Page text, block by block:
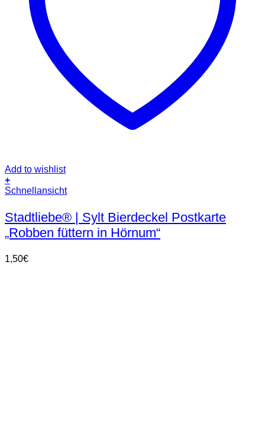
Add to wishlist
+
Schnellansicht
Stadtliebe® | Sylt Bierdeckel Postkarte
„Robben füttern in Hörnum“
1,50€